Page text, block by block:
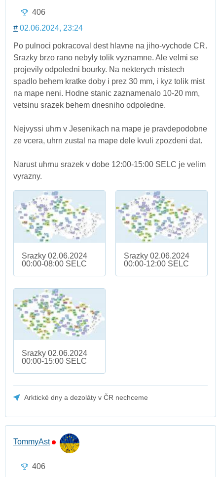
406
# 02.06.2024, 23:24
Po pulnoci pokracoval dest hlavne na jiho-vychode CR.
Srazky brzo rano nebyly tolik vyznamne. Ale velmi se
projevily odpoledni bourky. Na nekterych mistech
spadlo behem kratke doby i prez 30 mm, i kyz tolik mist
na mape neni. Hodne stanic zaznamenalo 10-20 mm,
vetsinu srazek behem dnesniho odpoledne.
Nejvyssi uhrn v Jesenikach na mape je pravdepodobne
ze vcera, uhrn zustal na mape dele kvuli zpozdeni dat.
Narust uhrnu srazek v dobe 12:00-15:00 SELC je velim
vyrazny.
Srazky 02.06.2024
00:00-08:00 SELC
Srazky 02.06.2024
00:00-12:00 SELC
Srazky 02.06.2024
00:00-15:00 SELC
Arktické dny a dezoláty v ČR nechceme
TommyAst
406